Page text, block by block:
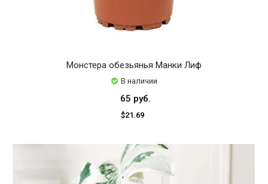
Монстера обезьянья Манки Лиф
В наличии
65 руб.
$21.69